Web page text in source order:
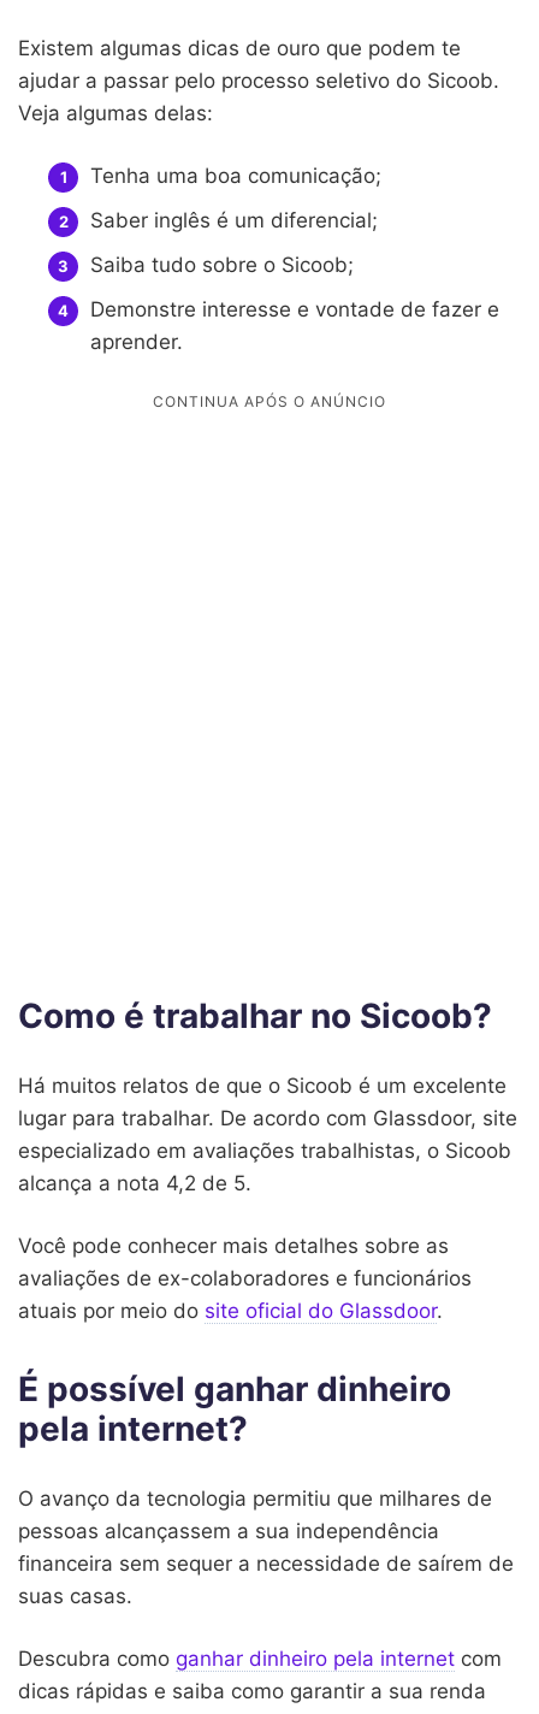
Existem algumas dicas de ouro que podem te
ajudar a passar pelo processo seletivo do Sicoob.
Veja algumas delas:
Tenha uma boa comunicação;
Saber inglês é um diferencial;
Saiba tudo sobre o Sicoob;
Demonstre interesse e vontade de fazer e
aprender.
Como é trabalhar no Sicoob?
Há muitos relatos de que o Sicoob é um excelente
lugar para trabalhar. De acordo com Glassdoor, site
especializado em avaliações trabalhistas, o Sicoob
alcança a nota 4,2 de 5.
Você pode conhecer mais detalhes sobre as
avaliações de ex-colaboradores e funcionários
atuais por meio do site oficial do Glassdoor.
É possível ganhar dinheiro
pela internet?
O avanço da tecnologia permitiu que milhares de
pessoas alcançassem a sua independência
financeira sem sequer a necessidade de saírem de
suas casas.
Descubra como ganhar dinheiro pela internet com
dicas rápidas e saiba como garantir a sua renda